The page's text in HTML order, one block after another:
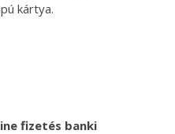
kártya.
fizetés banki